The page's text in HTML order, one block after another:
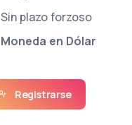
Sin plazo forzoso
Moneda en Dólar
Registrarse